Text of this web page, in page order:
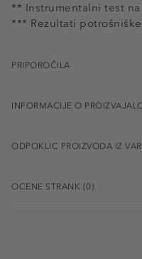
** Instrumentalni test
*** Rezultati
PRIPOROČILA
INFORMACIJE O
ODPOKLIC PROIZVODA IZ
OCENE STRANK (0)